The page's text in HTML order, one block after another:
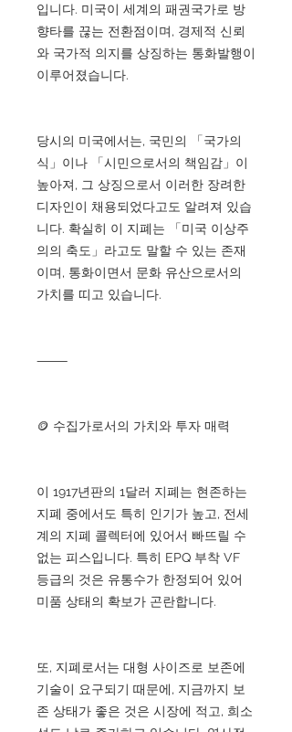
입니다. 미국이 세계의 패권국가로 방
향타를 끊는 전환점이며, 경제적 신뢰
와 국가적 의지를 상징하는 통화발행이
이루어졌습니다.
당시의 미국에서는, 국민의 「국가의
식」이나 「시민으로서의 책임감」이
높아져, 그 상징으로서 이러한 장려한
디자인이 채용되었다고도 알려져 있습
니다. 확실히 이 지폐는 「미국 이상주
의의 축도」라고도 말할 수 있는 존재
이며, 통화이면서 문화 유산으로서의
가치를 띠고 있습니다.
⸻
🪙 수집가로서의 가치와 투자 매력
이 1917년판의 1달러 지폐는 현존하는
지폐 중에서도 특히 인기가 높고, 전세
계의 지폐 콜렉터에 있어서 빠뜨릴 수
없는 피스입니다. 특히 EPQ 부착 VF
등급의 것은 유통수가 한정되어 있어
미품 상태의 확보가 곤란합니다.
또, 지폐로서는 대형 사이즈로 보존에
기술이 요구되기 때문에, 지금까지 보
존 상태가 좋은 것은 시장에 적고, 희소